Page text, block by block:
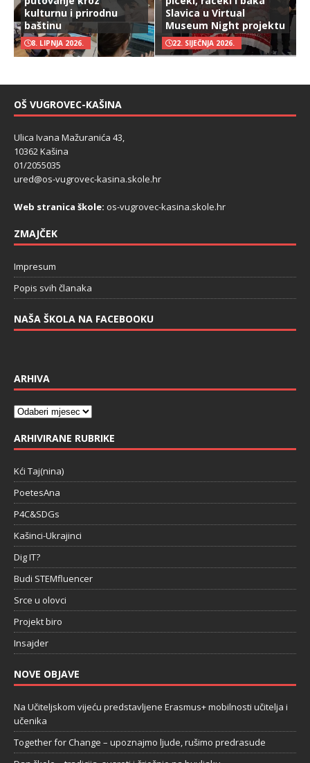
kulturnu i prirodnu
baštinu
8. LIPNJA 2026.
Slavica u Virtual
Museum Night projektu
22. SIJEČNJA 2026.
OŠ VUGROVEC-KAŠINA
Ulica Ivana Mažuranića 43,
10362 Kašina
01/2055035
ured@os-vugrovec-kasina.skole.hr
Web stranica škole: os-vugrovec-kasina.skole.hr
ZMAJČEK
Impresum
Popis svih članaka
NAŠA ŠKOLA NA FACEBOOKU
ARHIVA
ARHIVIRANE RUBRIKE
Kći Taj(nina)
PoetesAna
P4C&SDGs
Kašinci-Ukrajinci
Dig IT?
Budi STEMfluencer
Srce u olovci
Projekt biro
Insajder
NOVE OBJAVE
Na Učiteljskom vijeću predstavljene Erasmus+ mobilnosti učitelja i
učenika
Together for Change – upoznajmo ljude, rušimo predrasude